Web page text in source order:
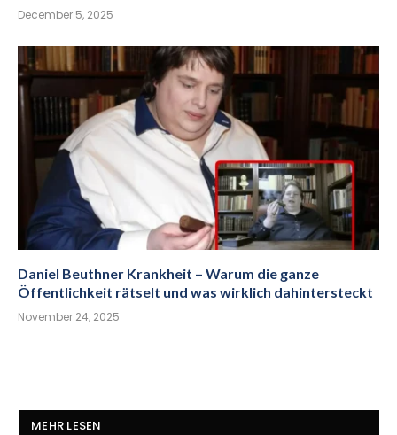
December 5, 2025
Daniel Beuthner Krankheit – Warum die ganze
Öffentlichkeit rätselt und was wirklich dahintersteckt
November 24, 2025
MEHR LESEN